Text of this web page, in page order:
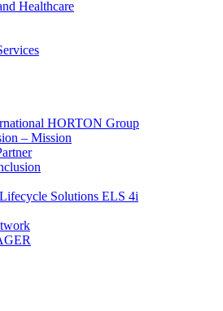
Healthcare
HORTON Group
– Mission
Solutions ELS 4i